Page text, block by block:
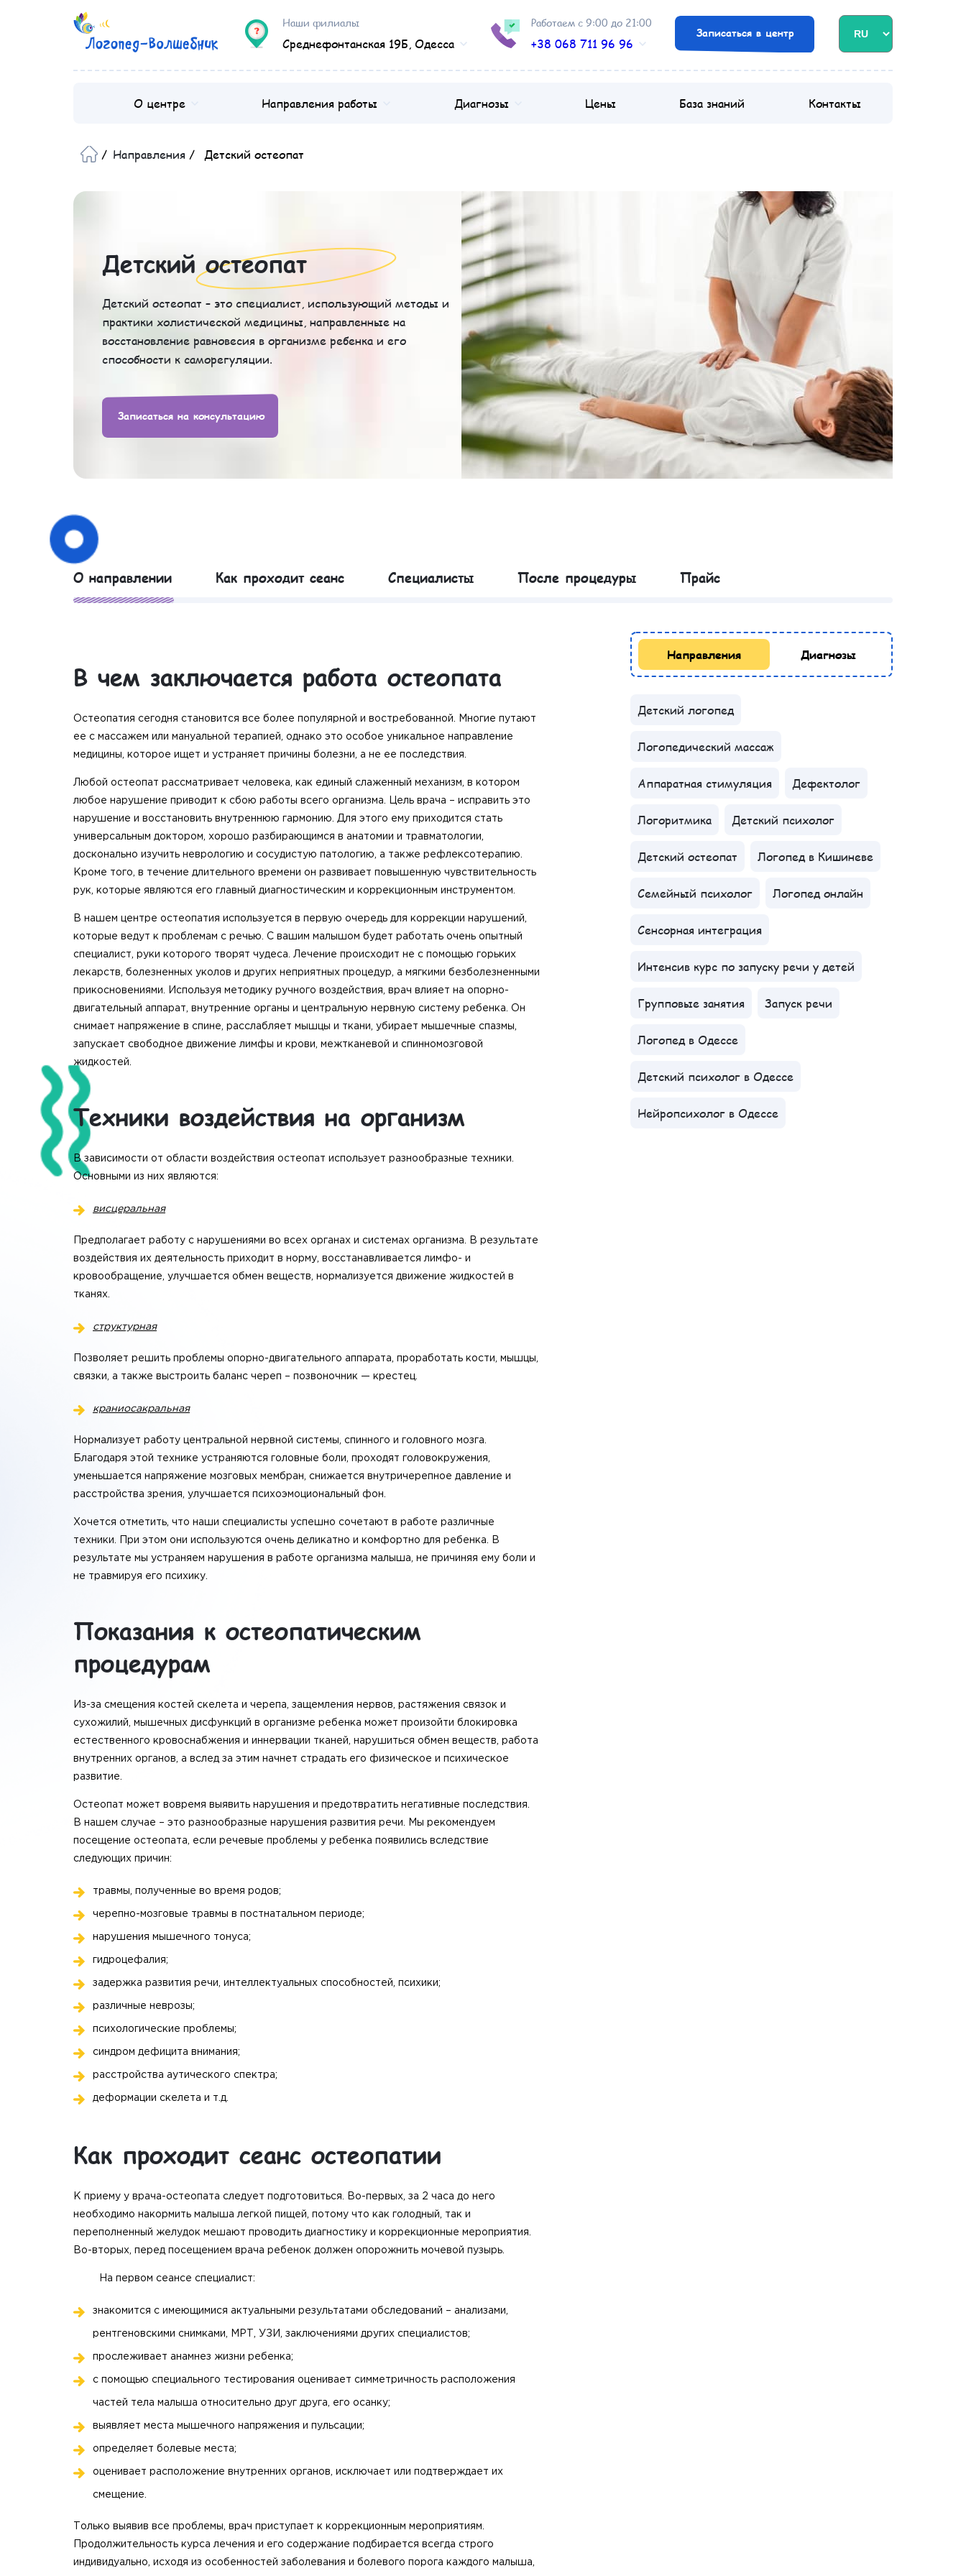
Наши филиалы
Среднефонтанская 19Б, Одесса
Работаем с 9:00 до 21:00
+38 068 711 96 96
Записаться в центр
О центре Направления работы Диагнозы Цены База знаний Контакты
/ Направления / Детский остеопат
Детский остеопат
Детский остеопат – это специалист, использующий методы и
практики холистической медицины, направленные на
восстановление равновесия в организме ребенка и его
способности к саморегуляции.
Записаться на консультацию
О направлении Как проходит сеанс Специалисты После процедуры Прайс
В чем заключается работа остеопата
Остеопатия сегодня становится все более популярной и востребованной. Многие путают
ее с массажем или мануальной терапией, однако это особое уникальное направление
медицины, которое ищет и устраняет причины болезни, а не ее последствия.
Любой остеопат рассматривает человека, как единый слаженный механизм, в котором
любое нарушение приводит к сбою работы всего организма. Цель врача – исправить это
нарушение и восстановить внутреннюю гармонию. Для этого ему приходится стать
универсальным доктором, хорошо разбирающимся в анатомии и травматологии,
досконально изучить неврологию и сосудистую патологию, а также рефлексотерапию.
Кроме того, в течение длительного времени он развивает повышенную чувствительность
рук, которые являются его главный диагностическим и коррекционным инструментом.
В нашем центре остеопатия используется в первую очередь для коррекции нарушений,
которые ведут к проблемам с речью. С вашим малышом будет работать очень опытный
специалист, руки которого творят чудеса. Лечение происходит не с помощью горьких
лекарств, болезненных уколов и других неприятных процедур, а мягкими безболезненными
прикосновениями. Используя методику ручного воздействия, врач влияет на опорно-
двигательный аппарат, внутренние органы и центральную нервную систему ребенка. Он
снимает напряжение в спине, расслабляет мышцы и ткани, убирает мышечные спазмы,
запускает свободное движение лимфы и крови, межтканевой и спинномозговой
жидкостей.
Техники воздействия на организм
В зависимости от области воздействия остеопат использует разнообразные техники.
Основными из них являются:
висцеральная
Предполагает работу с нарушениями во всех органах и системах организма. В результате
воздействия их деятельность приходит в норму, восстанавливается лимфо- и
кровообращение, улучшается обмен веществ, нормализуется движение жидкостей в
тканях.
структурная
Позволяет решить проблемы опорно-двигательного аппарата, проработать кости, мышцы,
связки, а также выстроить баланс череп – позвоночник — крестец.
краниосакральная
Нормализует работу центральной нервной системы, спинного и головного мозга.
Благодаря этой технике устраняются головные боли, проходят головокружения,
уменьшается напряжение мозговых мембран, снижается внутричерепное давление и
расстройства зрения, улучшается психоэмоциональный фон.
Хочется отметить, что наши специалисты успешно сочетают в работе различные
техники. При этом они используются очень деликатно и комфортно для ребенка. В
результате мы устраняем нарушения в работе организма малыша, не причиняя ему боли и
не травмируя его психику.
Показания к остеопатическим
процедурам
Из-за смещения костей скелета и черепа, защемления нервов, растяжения связок и
сухожилий, мышечных дисфункций в организме ребенка может произойти блокировка
естественного кровоснабжения и иннервации тканей, нарушиться обмен веществ, работа
внутренних органов, а вслед за этим начнет страдать его физическое и психическое
развитие.
Остеопат может вовремя выявить нарушения и предотвратить негативные последствия.
В нашем случае – это разнообразные нарушения развития речи. Мы рекомендуем
посещение остеопата, если речевые проблемы у ребенка появились вследствие
следующих причин:
травмы, полученные во время родов;
черепно-мозговые травмы в постнатальном периоде;
нарушения мышечного тонуса;
гидроцефалия;
задержка развития речи, интеллектуальных способностей, психики;
различные неврозы;
психологические проблемы;
синдром дефицита внимания;
расстройства аутического спектра;
деформации скелета и т.д.
Как проходит сеанс остеопатии
К приему у врача-остеопата следует подготовиться. Во-первых, за 2 часа до него
необходимо накормить малыша легкой пищей, потому что как голодный, так и
переполненный желудок мешают проводить диагностику и коррекционные мероприятия.
Во-вторых, перед посещением врача ребенок должен опорожнить мочевой пузырь.
На первом сеансе специалист:
знакомится с имеющимися актуальными результатами обследований – анализами,
рентгеновскими снимками, МРТ, УЗИ, заключениями других специалистов;
прослеживает анамнез жизни ребенка;
с помощью специального тестирования оценивает симметричность расположения
частей тела малыша относительно друг друга, его осанку;
выявляет места мышечного напряжения и пульсации;
определяет болевые места;
оценивает расположение внутренних органов, исключает или подтверждает их
смещение.
Только выявив все проблемы, врач приступает к коррекционным мероприятиям.
Продолжительность курса лечения и его содержание подбирается всегда строго
индивидуально, исходя из особенностей заболевания и болевого порога каждого малыша,
Направления Диагнозы
Детский логопед
Логопедический массаж
Аппаратная стимуляция Дефектолог
Логоритмика Детский психолог
Детский остеопат Логопед в Кишиневе
Семейный психолог Логопед онлайн
Сенсорная интеграция
Интенсив курс по запуску речи у детей
Групповые занятия Запуск речи
Логопед в Одессе
Детский психолог в Одессе
Нейропсихолог в Одессе